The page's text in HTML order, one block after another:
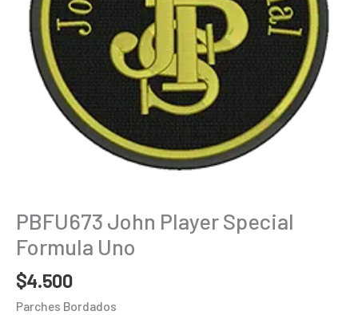
PBFU673 John Player Special
Formula Uno
$4.500
Parches Bordados